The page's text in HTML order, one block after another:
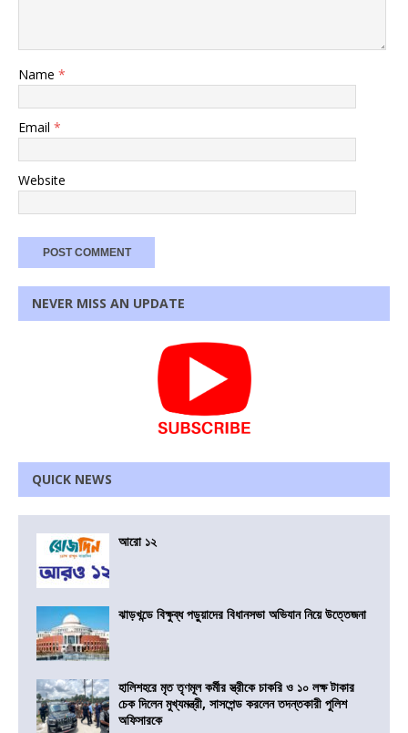
Name *
Email *
Website
NEVER MISS AN UPDATE
QUICK NEWS
আরো ১২
ঝাড়খন্ডে বিক্ষুব্ধ পড়ুয়াদের বিধানসভা অভিযান নিয়ে উত্তেজনা
হালিশহরে মৃত তৃণমূল কর্মীর স্ত্রীকে চাকরি ও ১০ লক্ষ টাকার
চেক দিলেন মুখ্যমন্ত্রী, সাসপেন্ড করলেন তদন্তকারী পুলিশ
অফিসারকে